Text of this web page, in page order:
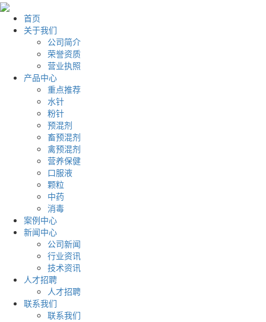
首页
关于我们
公司简介
荣誉资质
营业执照
产品中心
重点推荐
水针
粉针
预混剂
畜预混剂
禽预混剂
营养保健
口服液
颗粒
中药
消毒
案例中心
新闻中心
公司新闻
行业资讯
技术资讯
人才招聘
人才招聘
联系我们
联系我们